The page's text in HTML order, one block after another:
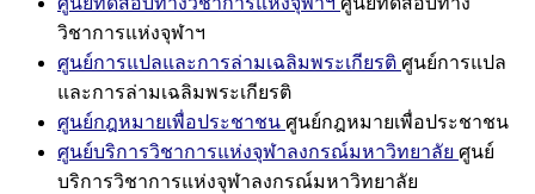
วิชาการแห่งจุฬาฯ
ศูนย์การแปลและการล่ามเฉลิมพระเกียรติ ศูนย์การแปล
และการล่ามเฉลิมพระเกียรติ
ศูนย์กฎหมายเพื่อประชาชน ศูนย์กฎหมายเพื่อประชาชน
ศูนย์บริการวิชาการแห่งจุฬาลงกรณ์มหาวิทยาลัย ศูนย์
บริการวิชาการแห่งจุฬาลงกรณ์มหาวิทยาลัย